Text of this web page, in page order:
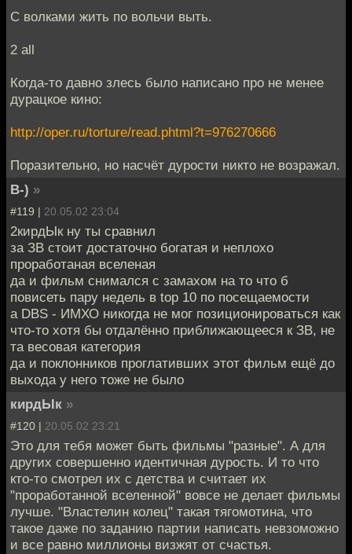
С волками жить по вольчи выть.
2 all
Когда-то давно злесь было написано про не менее
дурацкое кино:
http://oper.ru/torture/read.phtml?t=976270666
Поразительно, но насчёт дурости никто не возражал.
B-) »
#119 | 20.05.02 23:04
2кирдЫк ну ты сравнил
за ЗВ стоит достаточно богатая и неплохо
проработаная вселеная
да и фильм снимался с замахом на то что б
повисеть пару недель в top 10 по посещаемости
а DBS - ИМХО никогда не мог позиционироваться как
что-то хотя бы отдалённо приближающееся к ЗВ, не
та весовая категория
да и поклонников проглативших этот фильм ещё до
выхода у него тоже не было
кирдЫк »
#120 | 20.05.02 23:21
Это для тебя может быть фильмы "разные". А для
других совершенно идентичная дурость. И то что
кто-то смотрел их с детства и считает их
"проработанной вселенной" вовсе не делает фильмы
лучше. "Властелин колец" такая тягомотина, что
такое даже по заданию партии написать невзоможно
и все равно миллионы визжят от счастья.